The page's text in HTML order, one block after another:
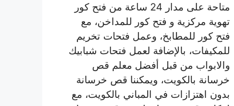
متاحة على مدار 24 ساعة من فتح كور
تهوية مركزية و فتح كور للمداخن، مع
فتح كور للمطابخ، وعمل فتحات تخريم
للمكيفات، بالإضافة لعمل فتحات شبابيك
والابواب من قبل أفضل معلم قص
خرسانة بالكويت، ويمكننا قص خرسانة
بدون اهتزازات في المباني بالكويت، مع